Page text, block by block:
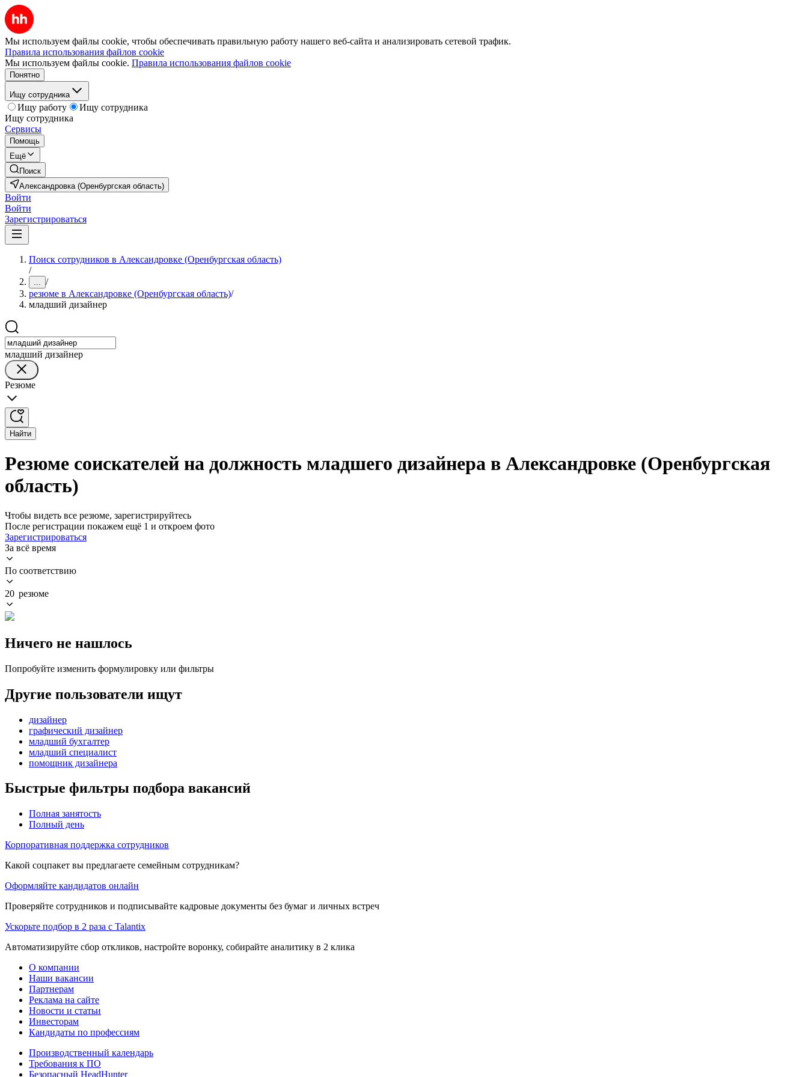
Мы используем файлы cookie, чтобы обеспечивать правильную работу нашего веб-сайта и анализировать сетевой трафик.
Правила использования файлов cookie
Мы используем файлы cookie. Правила использования файлов cookie
Понятно
Ищу сотрудника
Ищу работу
Ищу сотрудника
Ищу сотрудника
Сервисы
Помощь
Ещё
Поиск
Александровка (Оренбургская область)
Войти
Войти
Зарегистрироваться
Поиск сотрудников в Александровке (Оренбургская область)
/
... /
резюме в Александровке (Оренбургская область)/
младший дизайнер
младший дизайнер
Резюме
Найти
Резюме соискателей на должность младшего дизайнера в Александровке (Оренбургская
область)
Чтобы видеть все резюме, зарегистрируйтесь
После регистрации покажем ещё 1 и откроем фото
Зарегистрироваться
За всё время
По соответствию
20 резюме
Ничего не нашлось
Попробуйте изменить формулировку или фильтры
Другие пользователи ищут
дизайнер
графический дизайнер
младший бухгалтер
младший специалист
помощник дизайнера
Быстрые фильтры подбора вакансий
Полная занятость
Полный день
Корпоративная поддержка сотрудников
Какой соцпакет вы предлагаете семейным сотрудникам?
Оформляйте кандидатов онлайн
Проверяйте сотрудников и подписывайте кадровые документы без бумаг и личных встреч
Ускорьте подбор в 2 раза с Talantix
Автоматизируйте сбор откликов, настройте воронку, собирайте аналитику в 2 клика
О компании
Наши вакансии
Партнерам
Реклама на сайте
Новости и статьи
Инвесторам
Кандидаты по профессиям
Производственный календарь
Требования к ПО
Безопасный HeadHunter